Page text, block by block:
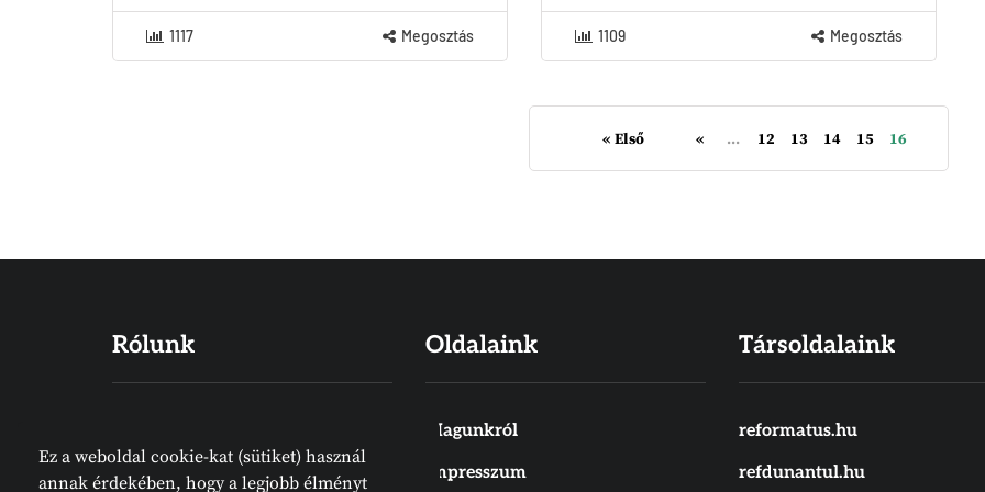
1117 Megosztás 1109 Megosztás
« Első « ... 12 13 14 15 16
Rólunk
Igéje, amelyet emberek írtak
Oldalaink
Magunkról
Impresszum
Társoldalaink
reformatus.hu
refdunantul.hu
Ez a weboldal cookie-kat (sütiket) használ
annak érdekében, hogy a legjobb élményt